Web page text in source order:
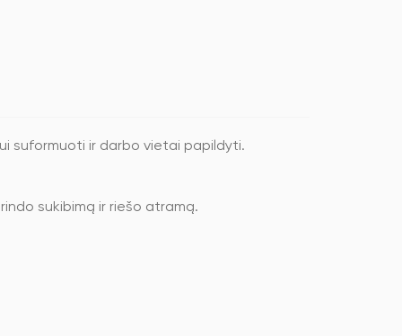
suformuoti ir darbo vietai papildyti.
sukibimą ir riešo atramą.